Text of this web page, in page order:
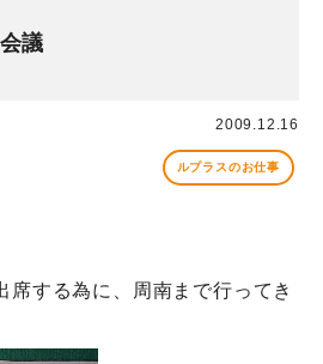
議
2009.12.16
ルプラスのお仕事
席する為に、周南まで行ってき